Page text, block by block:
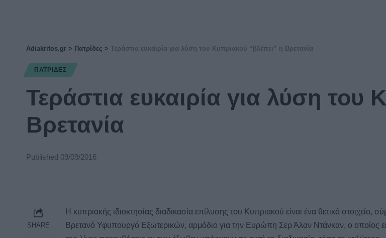
Adiakritos.gr > Πατρίδες > Τεράστια ευκαιρία για λύση του Κυπριακού “βλέπει” η Βρετανία
ΠΑΤΡΊΔΕΣ
Τεράστια ευκαιρία για λύση του
Βρετανία
Published 09/09/2016
SHARE
Η κυπριακής ιδιοκτησίας διαδικασία επίλυσης του Κυπριακού είναι ένα θετικό στοιχείο,
Βρετανό Υφυπουργό Εξωτερικών, αρμόδιο για την Ευρώπη Σερ Άλαν Ντάνκαν, ο οποίος